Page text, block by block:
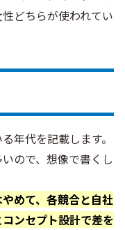
どちらが使われてい
年代を記載します。
ので、想像で書くし
めて、各競合と自社
ンセプト設計で差を